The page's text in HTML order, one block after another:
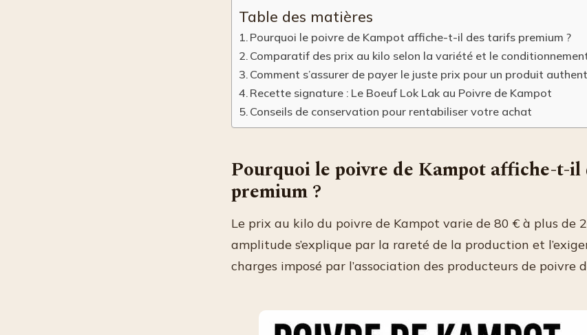
Table des matières
Pourquoi le poivre de Kampot affiche-t-il des tarifs premium ?
Comparatif des prix au kilo selon la variété et le
Comment s’assurer de payer le juste prix pour un produit
Recette signature : Le Boeuf Lok Lak au Poivre de Kampot
Conseils de conservation pour rentabiliser votre achat
Pourquoi le poivre de Kampot affiche-t-il
premium ?
Le prix au kilo du poivre de Kampot varie de 80 € à plus de
amplitude s’explique par la rareté de la production et
charges imposé par l’association des producteurs de poivre